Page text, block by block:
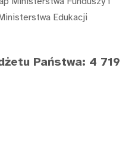
Edukacji
Państwa: 4 719